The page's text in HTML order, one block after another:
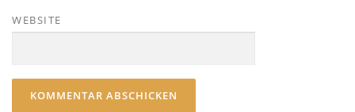
WEBSITE